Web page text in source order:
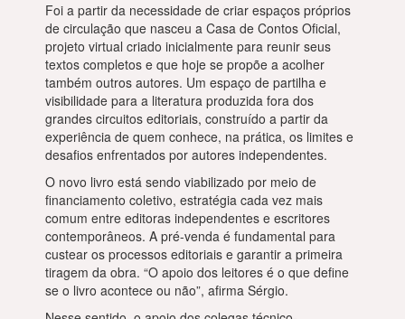
Foi a partir da necessidade de criar espaços próprios
de circulação que nasceu a Casa de Contos Oficial,
projeto virtual criado inicialmente para reunir seus
textos completos e que hoje se propõe a acolher
também outros autores. Um espaço de partilha e
visibilidade para a literatura produzida fora dos
grandes circuitos editoriais, construído a partir da
experiência de quem conhece, na prática, os limites e
desafios enfrentados por autores independentes.
O novo livro está sendo viabilizado por meio de
financiamento coletivo, estratégia cada vez mais
comum entre editoras independentes e escritores
contemporâneos. A pré-venda é fundamental para
custear os processos editoriais e garantir a primeira
tiragem da obra. “O apoio dos leitores é o que define
se o livro acontece ou não”, afirma Sérgio.